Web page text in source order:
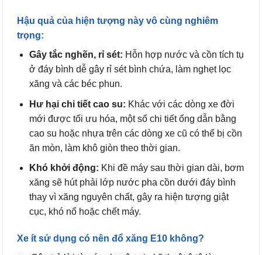
Hậu quả của hiện tượng này vô cùng nghiêm
trọng:
Gây tắc nghẽn, rỉ sét: Hỗn hợp nước và cồn tích tụ
ở đáy bình dễ gây rỉ sét bình chứa, làm nghẹt lọc
xăng và các béc phun.
Hư hại chi tiết cao su: Khác với các dòng xe đời
mới được tối ưu hóa, một số chi tiết ống dẫn bằng
cao su hoặc nhựa trên các dòng xe cũ có thể bị cồn
ăn mòn, làm khô giòn theo thời gian.
Khó khởi động: Khi đề máy sau thời gian dài, bơm
xăng sẽ hút phải lớp nước pha cồn dưới đáy bình
thay vì xăng nguyên chất, gây ra hiện tượng giật
cục, khó nổ hoặc chết máy.
Xe ít sử dụng có nên đổ xăng E10 không?